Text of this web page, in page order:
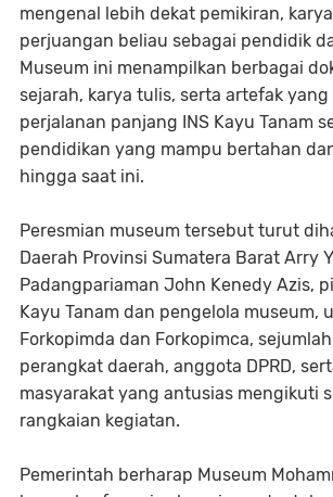
mengenal lebih dekat pemikiran,
perjuangan beliau sebagai pendidik
Museum ini menampilkan berbagai
sejarah, karya tulis, serta artefak yang
perjalanan panjang INS Kayu Tanam
pendidikan yang mampu bertahan
hingga saat ini.
Peresmian museum tersebut turut
Daerah Provinsi Sumatera Barat Arry
Padangpariaman John Kenedy Azis,
Kayu Tanam dan pengelola museum,
Forkopimda dan Forkopimca,
perangkat daerah, anggota DPRD,
masyarakat yang antusias mengikuti
rangkaian kegiatan.
Pemerintah berharap Museum